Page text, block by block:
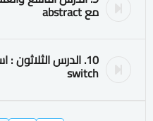
مع abstract
switch